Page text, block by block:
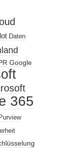
Daten
Google
365
Purview